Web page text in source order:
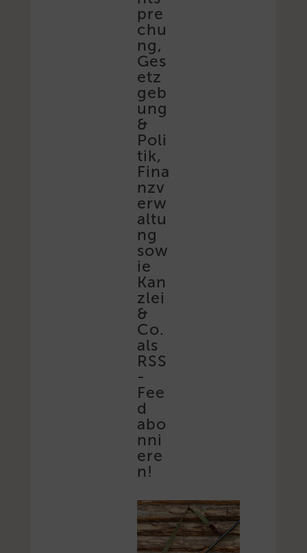
pre
chu
ng,
Ges
etz
geb
ung
&
Poli
tik,
Fina
nzv
erw
altu
ng
sow
ie
Kan
zlei
&
Co.
als
RSS
-
Fee
d
abo
nni
ere
n!